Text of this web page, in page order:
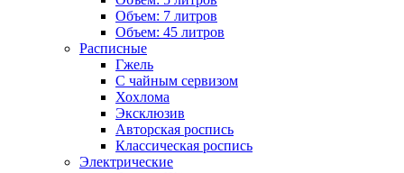
Объем: 7 литров
Объем: 45 литров
Расписные
Гжель
С чайным сервизом
Хохлома
Эксклюзив
Авторская роспись
Классическая роспись
Электрические